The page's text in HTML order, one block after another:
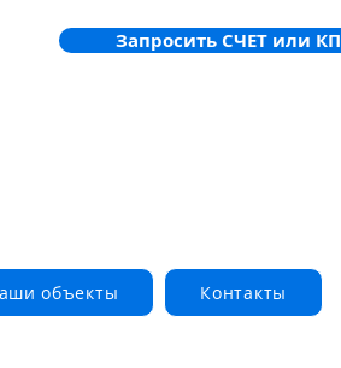
Запросить СЧЕТ или КП
объекты Контакты